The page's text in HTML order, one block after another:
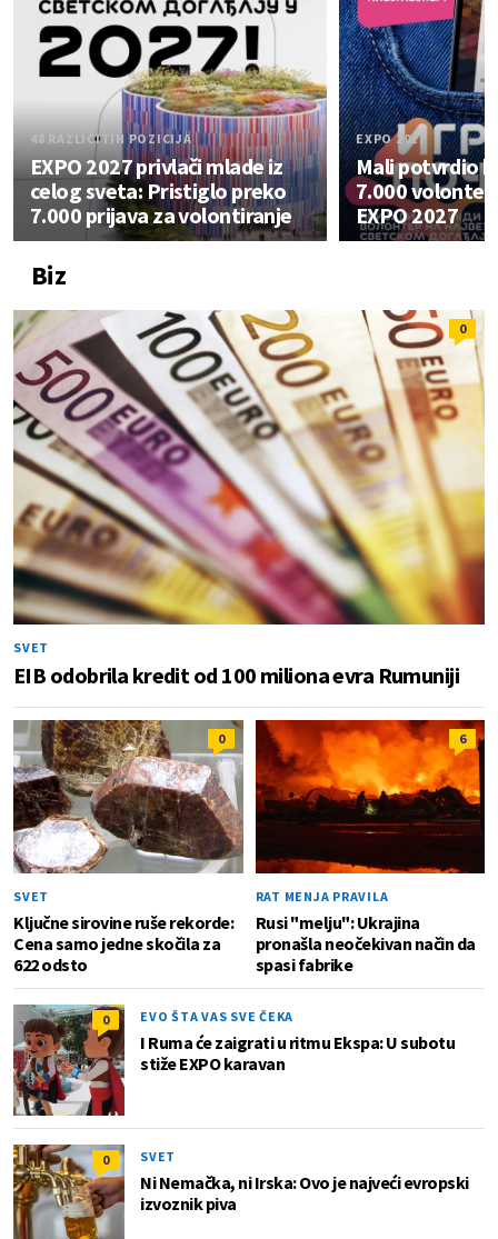
48 RAZLIČITIH POZICIJA
EXPO 2027 privlači mlade iz
celog sveta: Pristiglo preko
7.000 prijava za volontiranje
EXPO 2027
Mali potvrdio
7.000
EXPO 2027
Biz
0
SVET
EIB odobrila kredit od 100 miliona evra Rumuniji
0
SVET
Ključne sirovine ruše rekorde:
Cena samo jedne skočila za
622 odsto
6
RAT MENJA PRAVILA
Rusi "melju": Ukrajina
pronašla neočekivan način da
spasi fabrike
0 EVO ŠTA VAS SVE ČEKA
I Ruma će zaigrati u ritmu Ekspa: U subotu
stiže EXPO karavan
0 SVET
Ni Nemačka, ni Irska: Ovo je najveći evropski
izvoznik piva